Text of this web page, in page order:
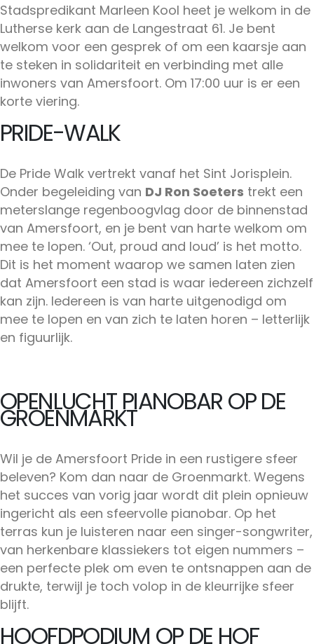
Stadspredikant Marleen Kool heet je welkom in de
Lutherse kerk aan de Langestraat 61. Je bent
welkom voor een gesprek of om een kaarsje aan
te steken in solidariteit en verbinding met alle
inwoners van Amersfoort. Om 17:00 uur is er een
korte viering.
PRIDE-WALK
De Pride Walk vertrekt vanaf het Sint Jorisplein.
Onder begeleiding van DJ Ron Soeters trekt een
meterslange regenboogvlag door de binnenstad
van Amersfoort, en je bent van harte welkom om
mee te lopen. ‘Out, proud and loud’ is het motto.
Dit is het moment waarop we samen laten zien
dat Amersfoort een stad is waar iedereen zichzelf
kan zijn. Iedereen is van harte uitgenodigd om
mee te lopen en van zich te laten horen – letterlijk
en figuurlijk.
OPENLUCHT PIANOBAR OP DE
GROENMARKT
Wil je de Amersfoort Pride in een rustigere sfeer
beleven? Kom dan naar de Groenmarkt. Wegens
het succes van vorig jaar wordt dit plein opnieuw
ingericht als een sfeervolle pianobar. Op het
terras kun je luisteren naar een singer-songwriter,
van herkenbare klassiekers tot eigen nummers –
een perfecte plek om even te ontsnappen aan de
drukte, terwijl je toch volop in de kleurrijke sfeer
blijft.
HOOFDPODIUM OP DE HOF